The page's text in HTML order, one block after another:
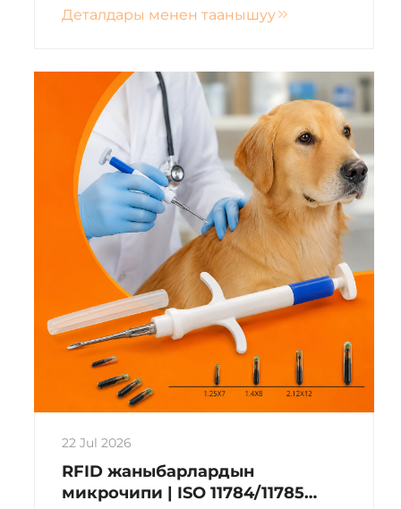
куралдарын талап кылган
ийгиликтүү кирип жатат. Аларды
RFID токендер, RFID токой карталары
же RFID диск токойлору деп да
атаган...
Деталдары менен таанышуу
22 Jul 2026
RFID жаныбарлардын
микрочипи | ISO 11784/11785